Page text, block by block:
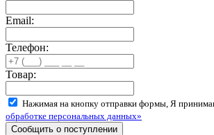
Email:
Телефон:
Товар:
Нажимая на кнопку отправки формы, Я
обработке персональных данных»